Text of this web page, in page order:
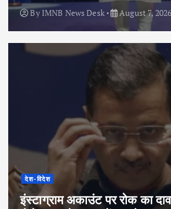
By IMNB News Desk August 7, 2026
देश-विदेश
इंस्टाग्राम अकाउंट पर रोक का